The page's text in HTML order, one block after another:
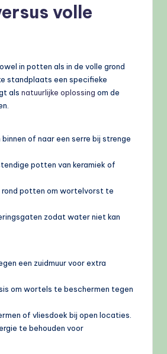
volle
in potten als in de volle grond
standplaats een specifieke
als natuurlijke oplossing om de
of naar een serre bij strenge
potten van keramiek of
rond potten om wortelvorst te
zodat water niet kan
een zuidmuur voor extra
om wortels te beschermen tegen
of vliesdoek bij open locaties.
te behouden voor